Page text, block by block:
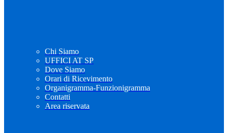
Chi Siamo
UFFICI AT SP
Dove Siamo
Orari di Ricevimento
Organigramma-Funzionigramma
Contatti
Area riservata